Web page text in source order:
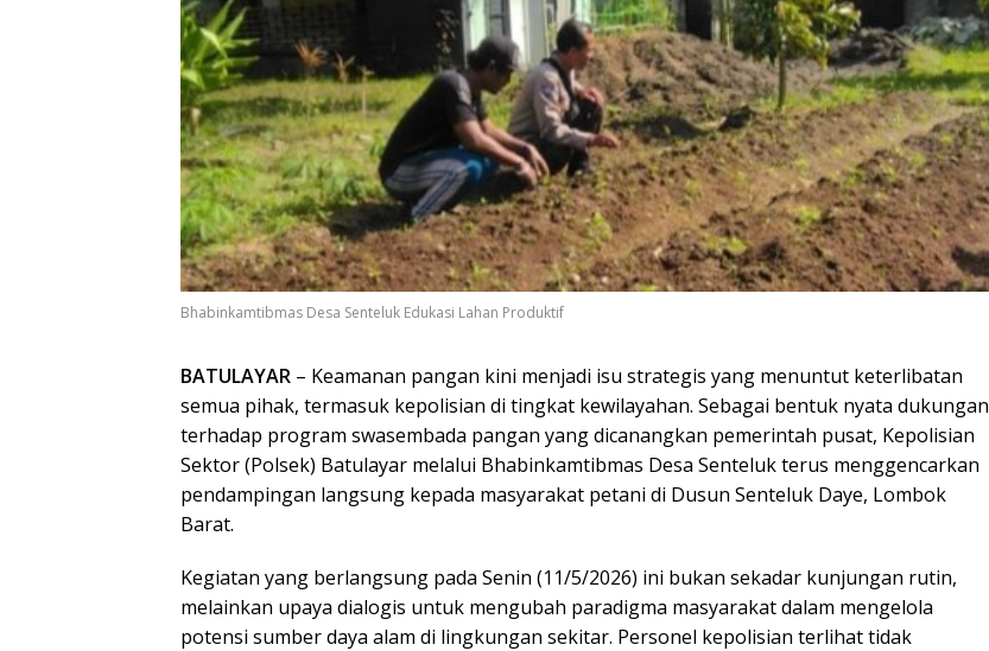
Bhabinkamtibmas Desa Senteluk Edukasi Lahan Produktif
BATULAYAR – Keamanan pangan kini menjadi isu strategis yang menuntut keterlibatan
semua pihak, termasuk kepolisian di tingkat kewilayahan. Sebagai bentuk nyata dukungan
terhadap program swasembada pangan yang dicanangkan pemerintah pusat, Kepolisian
Sektor (Polsek) Batulayar melalui Bhabinkamtibmas Desa Senteluk terus menggencarkan
pendampingan langsung kepada masyarakat petani di Dusun Senteluk Daye, Lombok
Barat.
Kegiatan yang berlangsung pada Senin (11/5/2026) ini bukan sekadar kunjungan rutin,
melainkan upaya dialogis untuk mengubah paradigma masyarakat dalam mengelola
potensi sumber daya alam di lingkungan sekitar. Personel kepolisian terlihat tidak